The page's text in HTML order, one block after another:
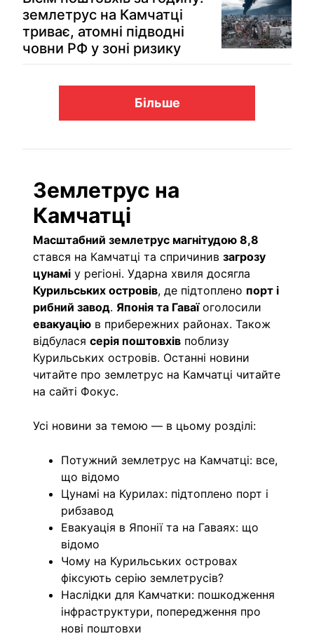
землетрус на Камчатці
триває, атомні підводні
човни РФ у зоні ризику
Більше
Землетрус на
Камчатці
Масштабний землетрус магнітудою 8,8
стався на Камчатці та спричинив загрозу
цунамі у регіоні. Ударна хвиля досягла
Курильських островів, де підтоплено порт і
рибний завод. Японія та Гаваїоголосили
евакуацію в прибережних районах. Також
відбулася серія поштовхів поблизу
Курильських островів. Останні новини
читайте про землетрус на Камчатці читайте
на сайті Фокус.
Усі новини за темою — в цьому розділі:
Потужний землетрус на Камчатці: все,
що відомо
Цунамі на Курилах: підтоплено порт і
рибзавод
Евакуація в Японії та на Гаваях: що
відомо
Чому на Курильських островах
фіксують серію землетрусів?
Наслідки для Камчатки: пошкодження
інфраструктури, попередження про
нові поштовхи